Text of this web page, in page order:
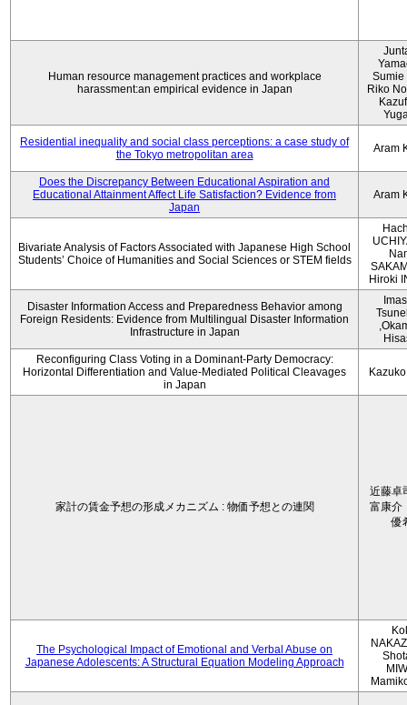
Human resource management practices and workplace
harassment:an empirical evidence in Japan
Sumie
Riko
Residential inequality and social class perceptions: a case study of
the Tokyo metropolitan area
Aram
Does the Discrepancy Between Educational Aspiration and
Educational Attainment Affect Life Satisfaction? Evidence from
Japan
Aram
Bivariate Analysis of Factors Associated with Japanese High School
Students’ Choice of Humanities and Social Sciences or STEM fields
Hiroki
Disaster Information Access and Preparedness Behavior among
Foreign Residents: Evidence from Multilingual Disaster Information
Infrastructure in Japan
Reconfiguring Class Voting in a Dominant-Party Democracy:
Horizontal Differentiation and Value-Mediated Political Cleavages
in Japan
家計の賃金予想の形成メカニズム : 物価予想との連関
近藤卓
富康介
優
The Psychological Impact of Emotional and Verbal Abuse on
Japanese Adolescents: A Structural Equation Modeling Approach